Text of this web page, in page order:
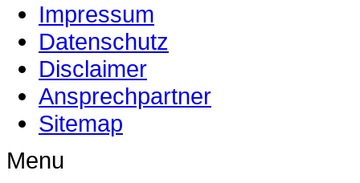
Impressum
Datenschutz
Disclaimer
Ansprechpartner
Sitemap
Menu